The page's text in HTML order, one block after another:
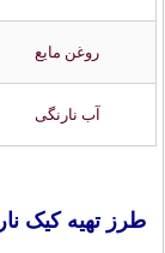
روغن مايع
آب نارنگی
طرز تهیه کیک